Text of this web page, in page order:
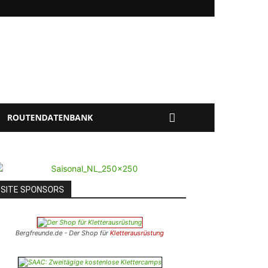
ROUTENDATENBANK
SITE SPONSORS
Bergfreunde.de - Der Shop fürKletterausrüstung